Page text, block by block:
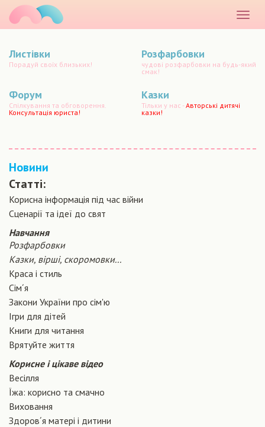
меню
Листівки
Порадуй своїх близьких!
Розфарбовки
чудові розфарбовки на будь-який
смак!
Форум
Спілкування та обговорення.
Консультація юриста!
Казки
Тільки у нас -Авторські дитячі
казки!
Новини
Статті:
Корисна інформація під час війни
Сценарiї та iдеї до свят
Навчання
Розфарбовки
Казки, вірші, скоромовки...
Краса і стиль
Сiм´я
Закони України про сiм'ю
Ігри для дітей
Книги для читання
Врятуйте життя
Корисне і цікаве відео
Весілля
Їжа: корисно та смачно
Виховання
Здоров´я матері і дитини